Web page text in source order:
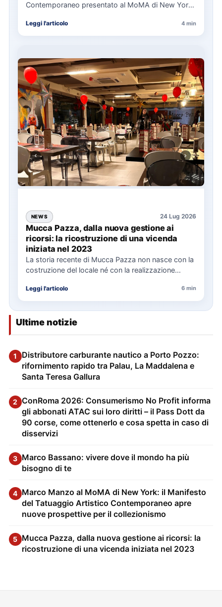
Contemporaneo presentato al MoMA di New York
Leggi l'articolo 4 min
NEWS 24 Lug 2026
Mucca Pazza, dalla nuova gestione ai
ricorsi: la ricostruzione di una vicenda
iniziata nel 2023
La storia recente di Mucca Pazza non nasce con la
costruzione del locale né con la realizzazione
Leggi l'articolo 6 min
Ultime notizie
1
Distributore carburante nautico a Porto Pozzo:
rifornimento rapido tra Palau, La Maddalena e
Santa Teresa Gallura
2 ConRoma 2026: Consumerismo No Profit informa
gli abbonati ATAC sui loro diritti – il Pass Dott da
90 corse, come ottenerlo e cosa spetta in caso di
disservizi
3 Marco Bassano: vivere dove il mondo ha più
bisogno di te
4 Marco Manzo al MoMA di New York: il Manifesto
del Tatuaggio Artistico Contemporaneo apre
nuove prospettive per il collezionismo
5 Mucca Pazza, dalla nuova gestione ai ricorsi: la
ricostruzione di una vicenda iniziata nel 2023